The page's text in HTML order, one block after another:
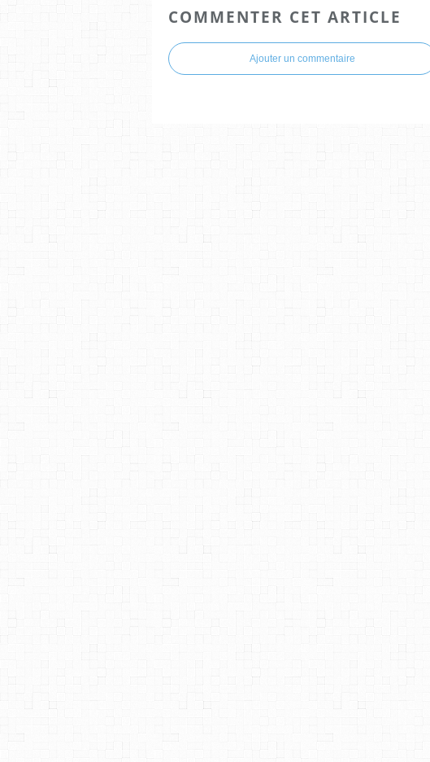
COMMENTER CET ARTICLE
Ajouter un commentaire